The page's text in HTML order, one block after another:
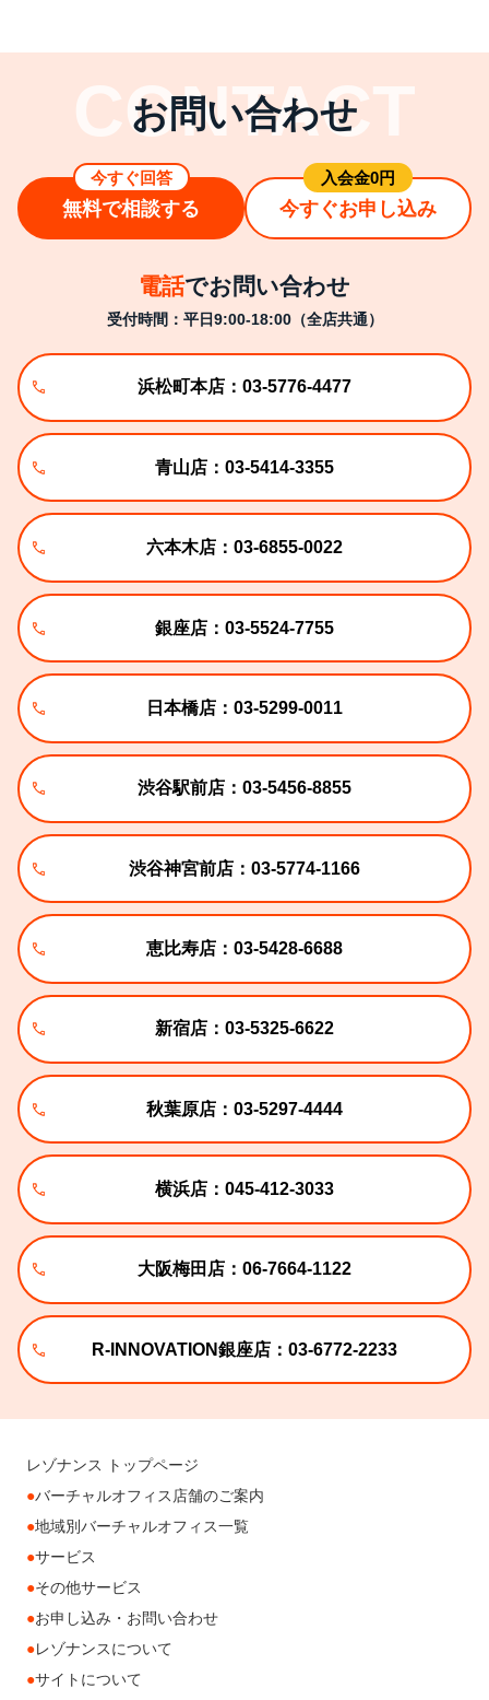
お問い合わせ
無料で相談する
今すぐ回答
今すぐお申し込み
⼊会⾦0円
電話でお問い合わせ
受付時間：平日9:00-18:00（全店共通）
浜松町本店：03-5776-4477
青山店：03-5414-3355
六本木店：03-6855-0022
銀座店：03-5524-7755
日本橋店：03-5299-0011
渋谷駅前店：03-5456-8855
渋谷神宮前店：03-5774-1166
恵比寿店：03-5428-6688
新宿店：03-5325-6622
秋葉原店：03-5297-4444
横浜店：045-412-3033
大阪梅田店：06-7664-1122
R-INNOVATION銀座店：03-6772-2233
レゾナンス トップページ
バーチャルオフィス店舗のご案内
地域別バーチャルオフィス一覧
サービス
その他サービス
お申し込み・お問い合わせ
レゾナンスについて
サイトについて